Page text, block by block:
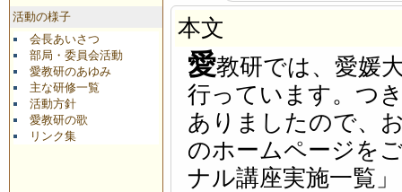
活動の様子
会長あいさつ
部局・委員会活動
愛教研のあゆみ
主な研修一覧
活動方針
愛教研の歌
リンク集
本文
愛教研では、愛媛
行っています。つ
ありましたので、
のホームページを
ナル講座実施一覧